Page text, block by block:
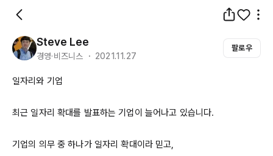
Steve Lee
경영·비즈니스 ・ 2021.11.27
팔로우
일자리와 기업
최근 일자리 확대를 발표하는 기업이 늘어나고 있습니다.
기업의 의무 중 하나가 일자리 확대이라 믿고,